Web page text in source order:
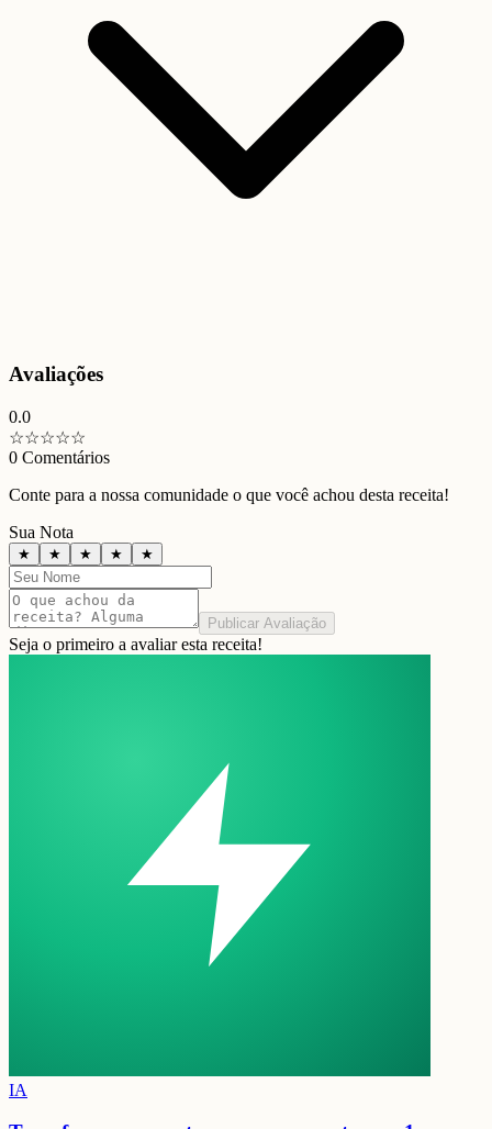
Avaliações
0.0
☆☆☆☆☆
0 Comentários
Conte para a nossa comunidade o que você achou desta receita!
Sua Nota
★ ★ ★ ★ ★
Publicar Avaliação
Seja o primeiro a avaliar esta receita!
IA